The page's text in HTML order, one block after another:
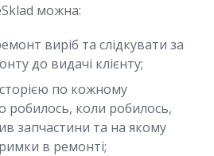
можна:
виріб та слідкувати за
до видачі клієнту;
по кожному
робилось, коли робилось,
запчастини та на якому
в ремонті;